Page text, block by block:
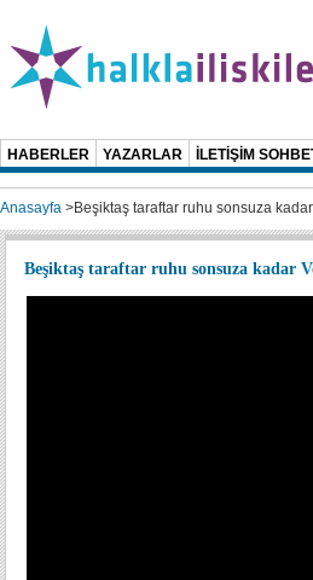
HABERLER YAZARLAR İLETİŞİM
Anasayfa >Beşiktaş taraftar ruhu sonsuza
Beşiktaş taraftar ruhu sonsuza kadar